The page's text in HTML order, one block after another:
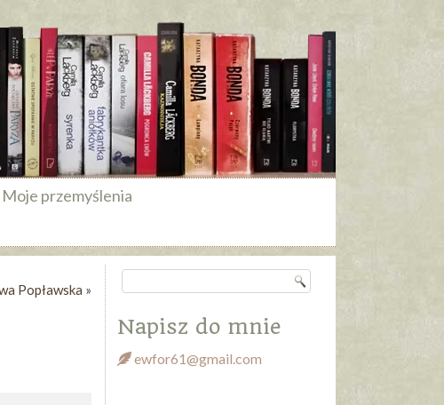
Moje przemyślenia
Popławska »
Napisz do mnie
ewfor61@gmail.com